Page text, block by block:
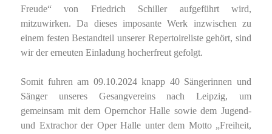
Freude“ von Friedrich Schiller aufgeführt wird,
mitzuwirken. Da dieses imposante Werk inzwischen zu
einem festen Bestandteil unserer Repertoireliste gehört, sind
wir der erneuten Einladung hocherfreut gefolgt.
Somit fuhren am 09.10.2024 knapp 40 Sängerinnen und
Sänger unseres Gesangvereins nach Leipzig, um
gemeinsam mit dem Opernchor Halle sowie dem Jugend-
und Extrachor der Oper Halle unter dem Motto „Freiheit,